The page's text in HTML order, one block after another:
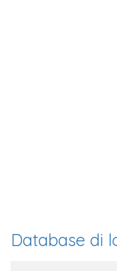
Database di